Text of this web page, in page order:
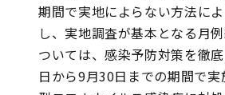
期間で実地によらない方法に
し、実地調査が基本となる月
ついては、感染予防対策を徹
日から9月30日までの期間で